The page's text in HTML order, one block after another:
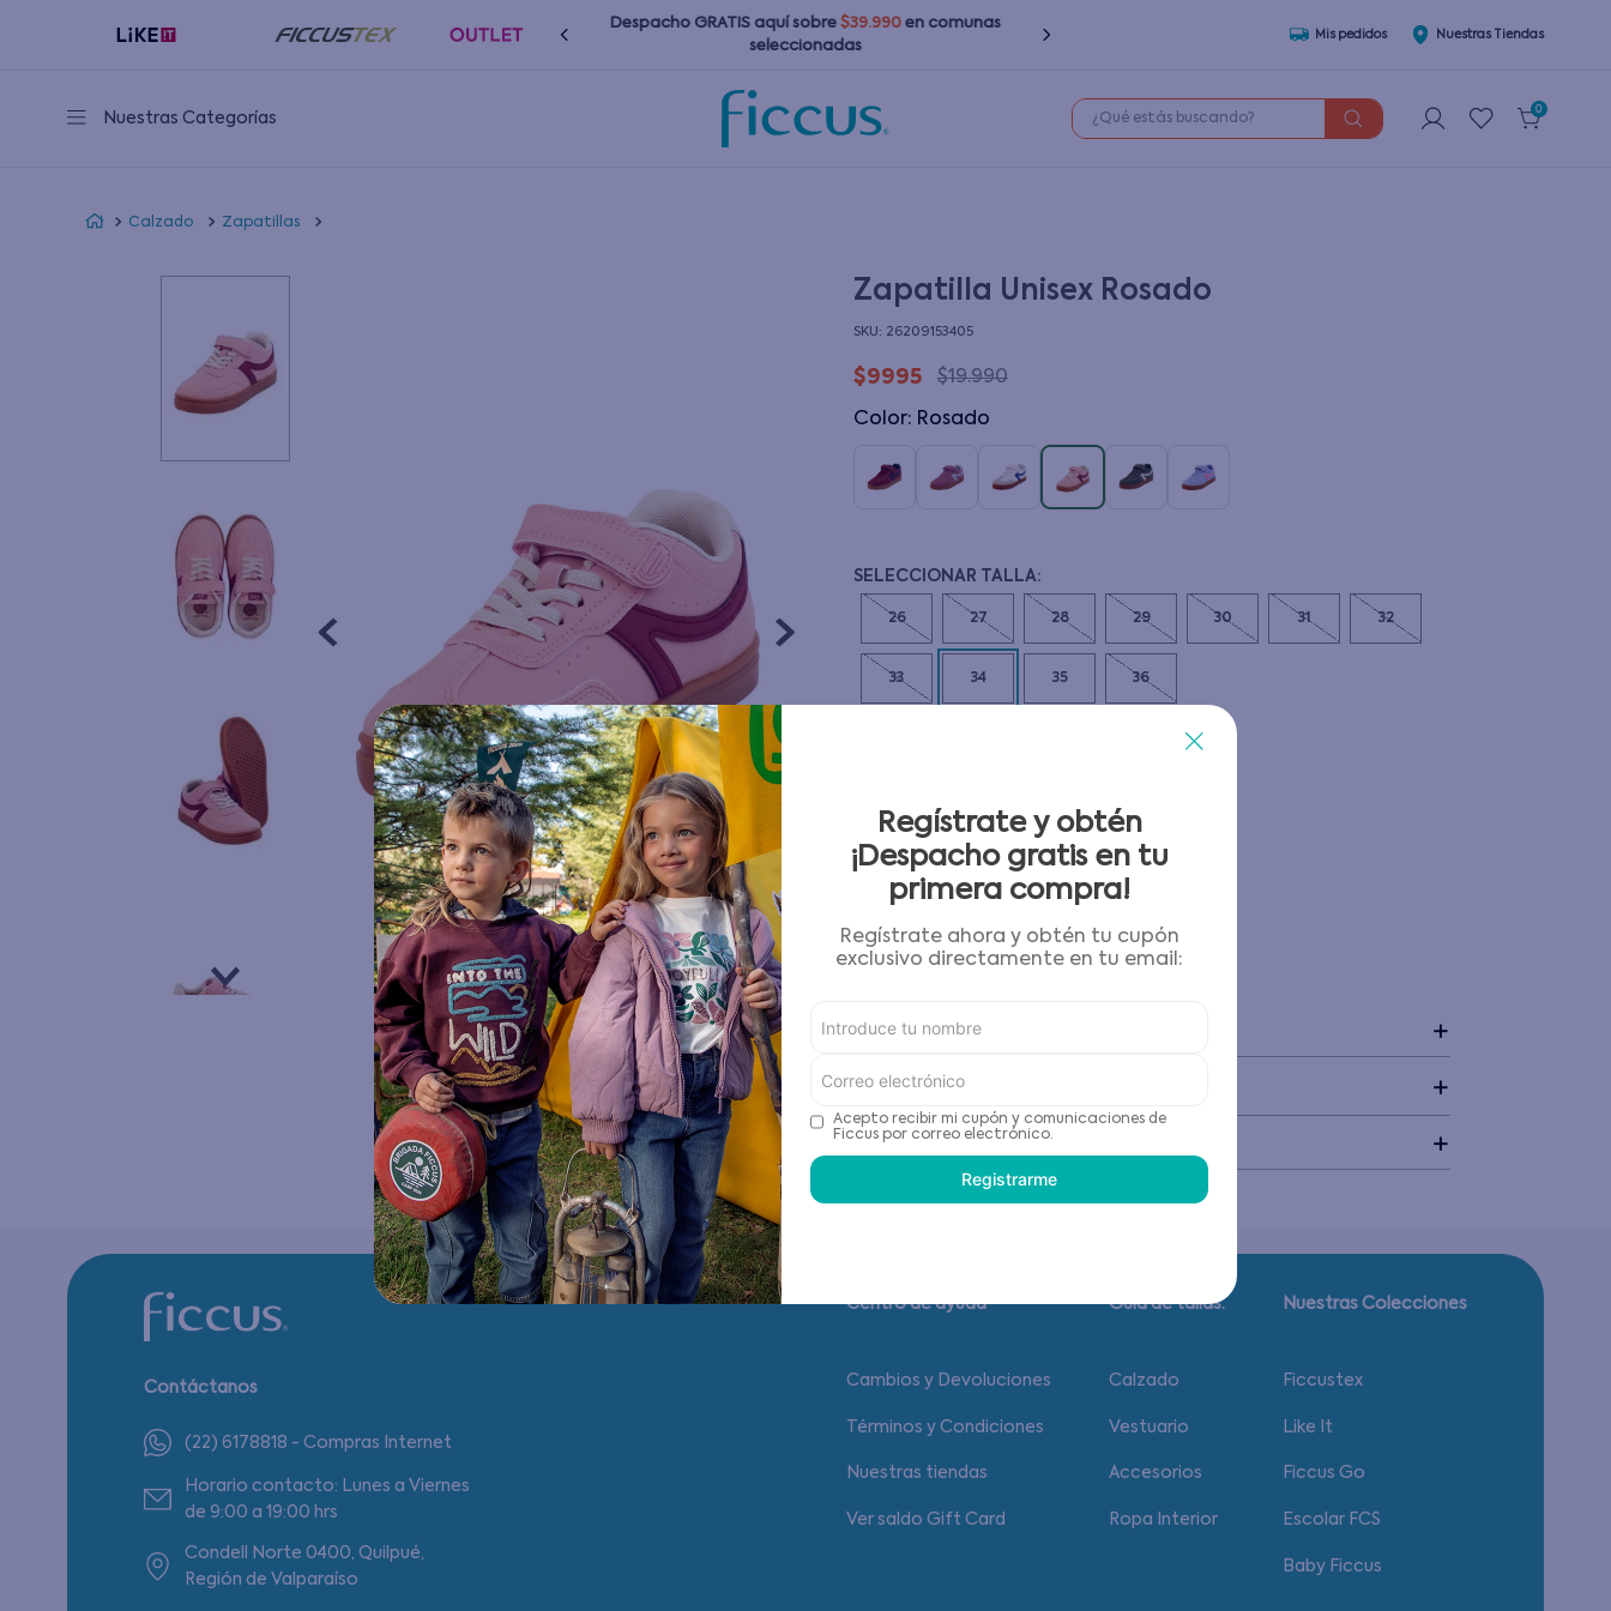
Despacho GRATIS aquísobre $39.990en comunas
seleccionadas
Mis pedidos Nuestras Tiendas
Nuestras Categorías
¿Qué estás buscando? 0
Calzado Zapatillas
Zapatilla Unisex Rosado
: 26209153405
$9995 $19.990
Color: rosado
26 27 28 29 30 31 32
33 34 35 36
Guía de tallas
AGREGAR AL CARRITO
Características
Detalles del Producto +
Recomendaciones de cuidado
Contáctanos
(22) 6178818 - Compras Internet
Horario contacto: Lunes a Viernes
de 9:00 a 19:00 hrs
Condell Norte 0400, Quilpué,
Región de Valparaíso
Centro de ayuda
Cambios y Devoluciones
Términos y Condiciones
Nuestras tiendas
Ver saldo Gift Card
Guía de tallas.
Calzado
Vestuario
Accesorios
Ropa Interior
Nuestras Colecciones
Ficcustex
Like It
Ficcus Go
Escolar FCS
Baby Ficcus
botas agua
poleras
10. pijama
Regístrate y obtén
¡Despacho gratis en tu
primera compra!
Regístrate ahora y obtén tu cupón
exclusivo directamente en tu email:
Acepto recibir mi cupón y comunicaciones de
Ficcus por correo electrónico.
Registrarme